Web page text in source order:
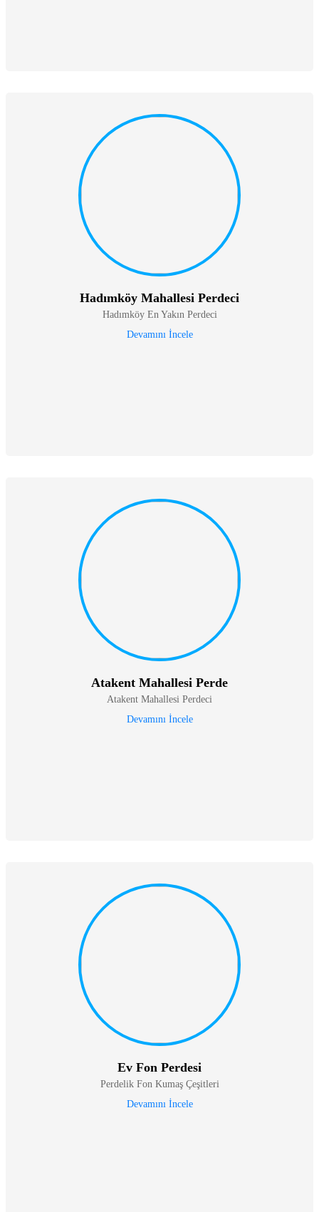
Hadımköy Mahallesi Perdeci
Hadımköy En Yakın Perdeci
Devamını İncele
Atakent Mahallesi Perde
Atakent Mahallesi Perdeci
Devamını İncele
Ev Fon Perdesi
Perdelik Fon Kumaş Çeşitleri
Devamını İncele